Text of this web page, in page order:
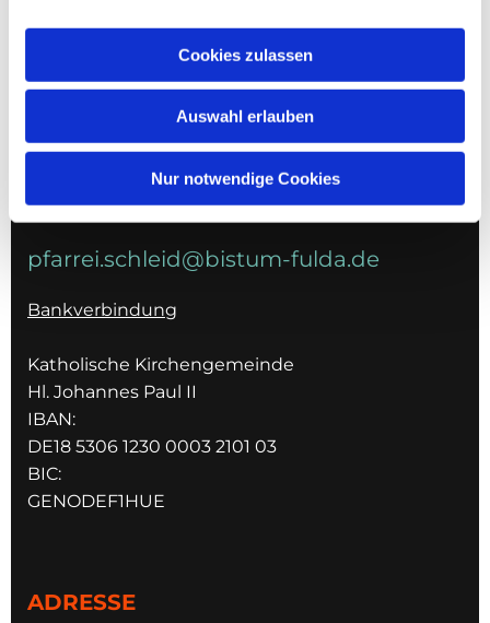
Cookies zulassen
Auswahl erlauben
Nur notwendige Cookies
Schleider Hauptstraße 16
036967 596795
E-MAIL
pfarrei.schleid@bistum-fulda.de
Bankverbindung
Katholische Kirchengemeinde
Hl. Johannes Paul II
IBAN:
DE18 5306 1230 0003 2101 03
BIC:
GENODEF1HUE
ADRESSE